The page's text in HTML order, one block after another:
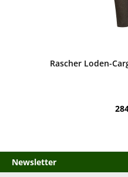
Rascher Loden-
Newsletter